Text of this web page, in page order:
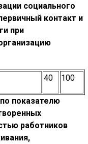
социального
контакт и
при
40 100
показателю
работников